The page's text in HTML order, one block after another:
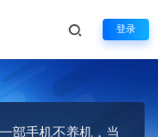
登录
部手机不养机，当